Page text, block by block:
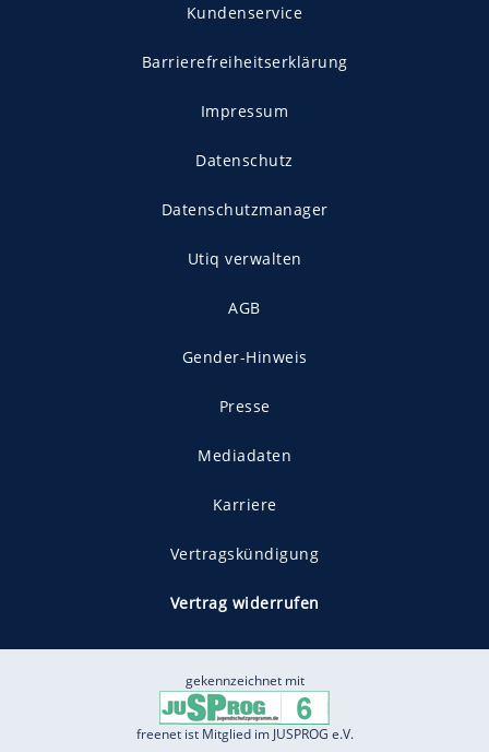
Kundenservice
Barrierefreiheitserklärung
Impressum
Datenschutz
Datenschutzmanager
Utiq verwalten
AGB
Gender-Hinweis
Presse
Mediadaten
Karriere
Vertragskündigung
Vertrag widerrufen
gekennzeichnet mit
freenet ist Mitglied im JUSPROG e.V.